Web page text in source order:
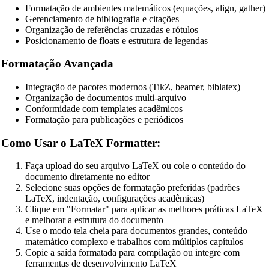
Python Beautifier
Java Code Beautifier
Swift Code Beautifier
Dart Code Beautifier
INI Beautifier
Shell Script Beautifier
Batch Script Beautifier
C/C++ Code Beautifier
CUDA Code Beautifier
Scala Code Beautifier
Formatação de ambientes matemáticos (equações, align, gather)
Gerenciamento de bibliografia e citações
Organização de referências cruzadas e rótulos
Posicionamento de floats e estrutura de legendas
Formatação Avançada
Integração de pacotes modernos (TikZ, beamer, biblatex)
Organização de documentos multi-arquivo
Conformidade com templates acadêmicos
Formatação para publicações e periódicos
Como Usar o LaTeX Formatter:
Faça upload do seu arquivo LaTeX ou cole o conteúdo do
documento diretamente no editor
Selecione suas opções de formatação preferidas (padrões
LaTeX, indentação, configurações acadêmicas)
Clique em "Formatar" para aplicar as melhores práticas LaTeX
e melhorar a estrutura do documento
Use o modo tela cheia para documentos grandes, conteúdo
matemático complexo e trabalhos com múltiplos capítulos
Copie a saída formatada para compilação ou integre com
ferramentas de desenvolvimento LaTeX